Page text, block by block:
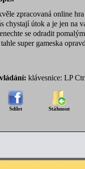
zpracovaná online
chystají útok a je jen na
se odradit
super gameska
klávesnice: LP
Sdílet Stáhnout